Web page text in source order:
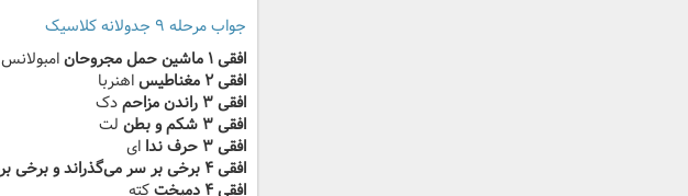
جواب مرحله ۹ جدولانه کلاسیک
افقی ۱ ماشین حمل مجروحان
امبولانس
افقی ۲ مغناطیس
اهنربا
افقی ۳ راندن مزاحم
دک
افقی ۳ شکم و بطن
لت
افقی ۳ حرف ندا
ای
افقی ۴ برخی بر سر می‌گذراند و برخی برمی‌دارند
افقی ۴ دمپخت
کته